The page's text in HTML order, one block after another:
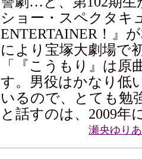
ショー・スペクタキ
ENTERTAINER！』
により宝塚大劇場で
「『こうもり』は原
す。男役はかなり低
いるので、とても勉
と話すのは、2009年
瀬央ゆり